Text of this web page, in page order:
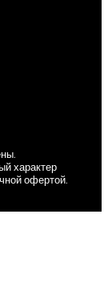
характер
офертой.